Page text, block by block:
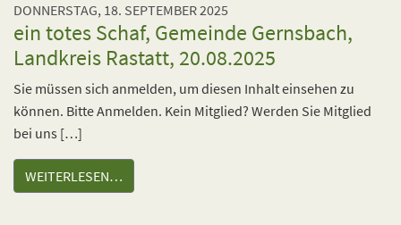
DONNERSTAG, 18. SEPTEMBER 2025
ein totes Schaf, Gemeinde Gernsbach,
Landkreis Rastatt, 20.08.2025
Sie müssen sich anmelden, um diesen Inhalt einsehen zu
können. Bitte Anmelden. Kein Mitglied? Werden Sie Mitglied
bei uns […]
WEITERLESEN…